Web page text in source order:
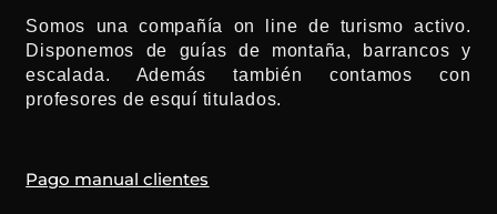
o
k
g
b
d
n
k
d
i
o
Somos una compañía on line de turismo activo.
Disponemos de guías de montaña, barrancos y
escalada. Además también contamos con
profesores de esquí titulados.
Pago manual clientes